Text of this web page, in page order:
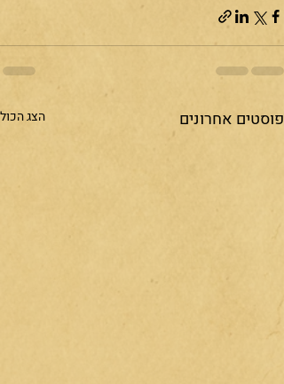
פוסטים אחרונים הצג הכול